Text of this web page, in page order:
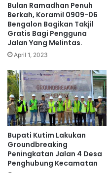
Bulan Ramadhan Penuh
Berkah, Koramil 0909-06
Bengalon Bagikan Takjil
Gratis Bagi Pengguna
Jalan Yang Melintas.
April 1, 2023
Bupati Kutim Lakukan
Groundbreaking
Peningkatan Jalan 4 Desa
Penghubung Kecamatan